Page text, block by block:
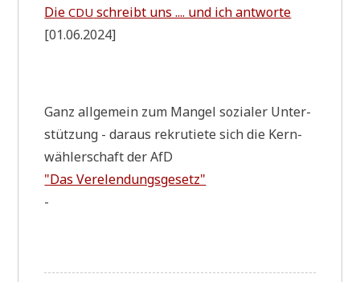
DieCDU schreibt uns .... und ich ant­wor­te
[01.06.2024]
Ganz all­ge­mein zum Man­gel sozia­ler Unter­
stüt­zung - dar­aus rekru­tie­te sich die Kern­
wäh­ler­schaft der AfD
"Das Ver­elen­dungs­ge­setz"
-